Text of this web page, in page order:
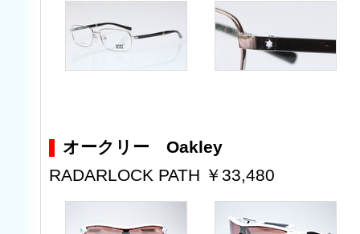
オークリー Oakley
RADARLOCK PATH ￥33,480